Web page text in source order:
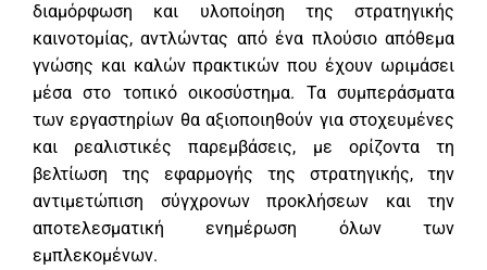
διαμόρφωση και υλοποίηση της στρατηγικής
καινοτομίας, αντλώντας από ένα πλούσιο απόθεμα
γνώσης και καλών πρακτικών που έχουν ωριμάσει
μέσα στο τοπικό οικοσύστημα. Τα συμπεράσματα
των εργαστηρίων θα αξιοποιηθούν για στοχευμένες
και ρεαλιστικές παρεμβάσεις, με ορίζοντα τη
βελτίωση της εφαρμογής της στρατηγικής, την
αντιμετώπιση σύγχρονων προκλήσεων και την
αποτελεσματική ενημέρωση όλων των
εμπλεκομένων.